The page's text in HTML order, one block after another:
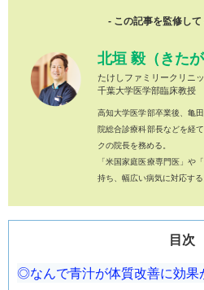
- この記事を監修し
北垣 毅（きたが
たけしファミリークリニ
千葉大学医学部臨床教授
高知大学医学部卒業後、亀
院総合診療科部長などを経
クの院長を務める。
「米国家庭医療専門医」や
持ち、幅広い病気に対応する
目次
なんで青汁が体質改善に効果